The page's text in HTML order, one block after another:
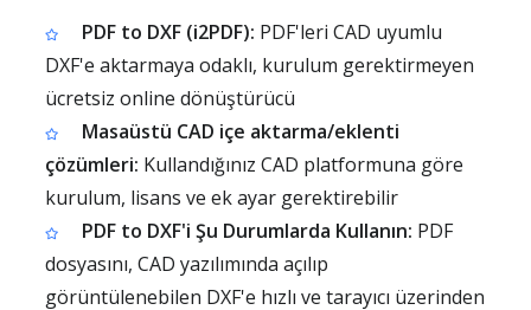
PDF to DXF (i2PDF): PDF'leri CAD uyumlu
DXF'e aktarmaya odaklı, kurulum gerektirmeyen
ücretsiz online dönüştürücü
Masaüstü CAD içe aktarma/eklenti
çözümleri: Kullandığınız CAD platformuna göre
kurulum, lisans ve ek ayar gerektirebilir
PDF to DXF'i Şu Durumlarda Kullanın: PDF
dosyasını, CAD yazılımında açılıp
görüntülenebilen DXF'e hızlı ve tarayıcı üzerinden